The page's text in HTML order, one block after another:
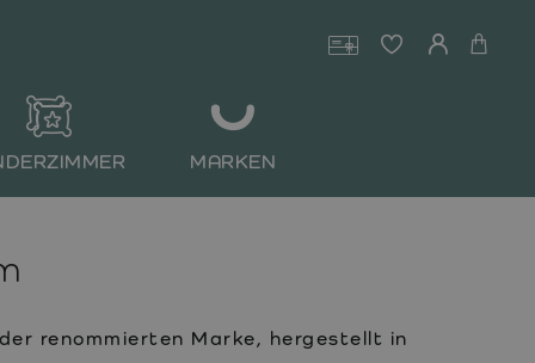
MARKEN
renommierten Marke, hergestellt in